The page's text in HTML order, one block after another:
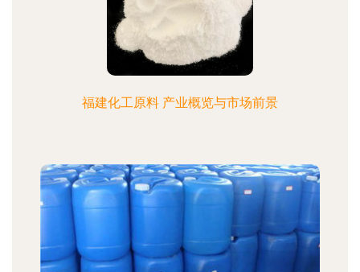
福建化工原料 产业概览与市场前景